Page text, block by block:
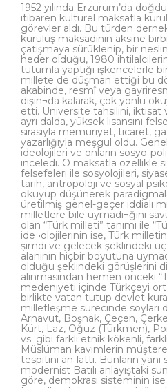
1952 yılında Erzurum’da
itibaren kültürel maksatla
görevler aldı. Bu türden
kuruluş maksadının aksine
çatışmaya sürüklenip, bir
heder olduğu, 1980
tutumla yaptığı işkencelerle
millete de düşman ettiği bu
akabinde, resmî veya
dışın¬da kalarak, çok yönlü
etti. Üniversite tahsilini, iktisat
ayrı dalda, yüksek lisansını
sırasıyla memuriyet, ticaret,
yazarlığıyla meşgul oldu.
ideolojileri ve onların sosyo-
inceledi. O maksatla özellikle
felsefeleri ile sosyolojileri,
tarih, antropoloji ve sosyal
okuyup düşünerek
üretilmiş genel-geçer iddialı
milletlere bile uymadı¬ğını
olan “Türk milleti” tanımı ile
ide¬olojilerinin ise, Türk
şimdi ve gelecek şeklindeki
alanının hiçbir boyutuna
olduğu şeklindeki görüşlerini
alınmasından hemen önceki
medeniyeti içinde Türkçeyi
birlikte vatan tutup devlet
milletleşme sürecinde soyları
Arnavut, Boşnak, Çeçen,
Kürt, Laz, Oğuz (Türkmen),
vs. gibi farklı etnik kökenli,
Müslüman kavimlerin
tespitini an-lattı. Bunların yanı
modernist Batılı anlayıştaki
göre, demokrasi sisteminin